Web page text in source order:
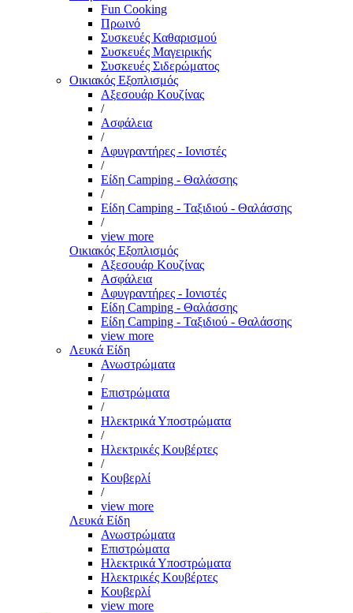
Fun Cooking
Πρωινό
Συσκευές Καθαρισμού
Συσκευές Μαγειρικής
Συσκευές Σιδερώματος
Οικιακός Εξοπλισμός
Αξεσουάρ Κουζίνας
/
Ασφάλεια
/
Αφυγραντήρες - Ιονιστές
/
Είδη Camping - Θαλάσσης
/
Είδη Camping - Ταξιδιού - Θαλάσσης
/
view more
Οικιακός Εξοπλισμός
Αξεσουάρ Κουζίνας
Ασφάλεια
Αφυγραντήρες - Ιονιστές
Είδη Camping - Θαλάσσης
Είδη Camping - Ταξιδιού - Θαλάσσης
view more
Λευκά Είδη
Ανωστρώματα
/
Επιστρώματα
/
Ηλεκτρικά Υποστρώματα
/
Ηλεκτρικές Κουβέρτες
/
Κουβερλί
/
view more
Λευκά Είδη
Ανωστρώματα
Επιστρώματα
Ηλεκτρικά Υποστρώματα
Ηλεκτρικές Κουβέρτες
Κουβερλί
view more